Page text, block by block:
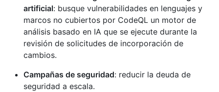
artificial: busque vulnerabilidades en lenguajes y
marcos no cubiertos por CodeQL un motor de
análisis basado en IA que se ejecute durante la
revisión de solicitudes de incorporación de
cambios.
Campañas de seguridad: reducir la deuda de
seguridad a escala.